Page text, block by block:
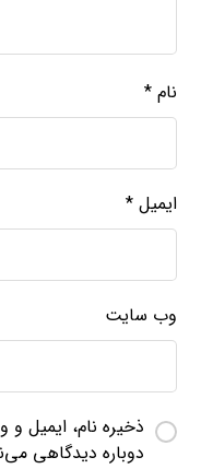
نام*
ایمیل*
وب‌ سایت
ذخیره نام، ایمیل
دوباره دیدگاهی